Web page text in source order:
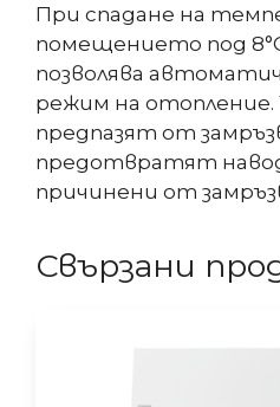
При спадане на
помещението под
позволява
режим на отопление.
предпазят от
предотвратят
причинени от
Свързани